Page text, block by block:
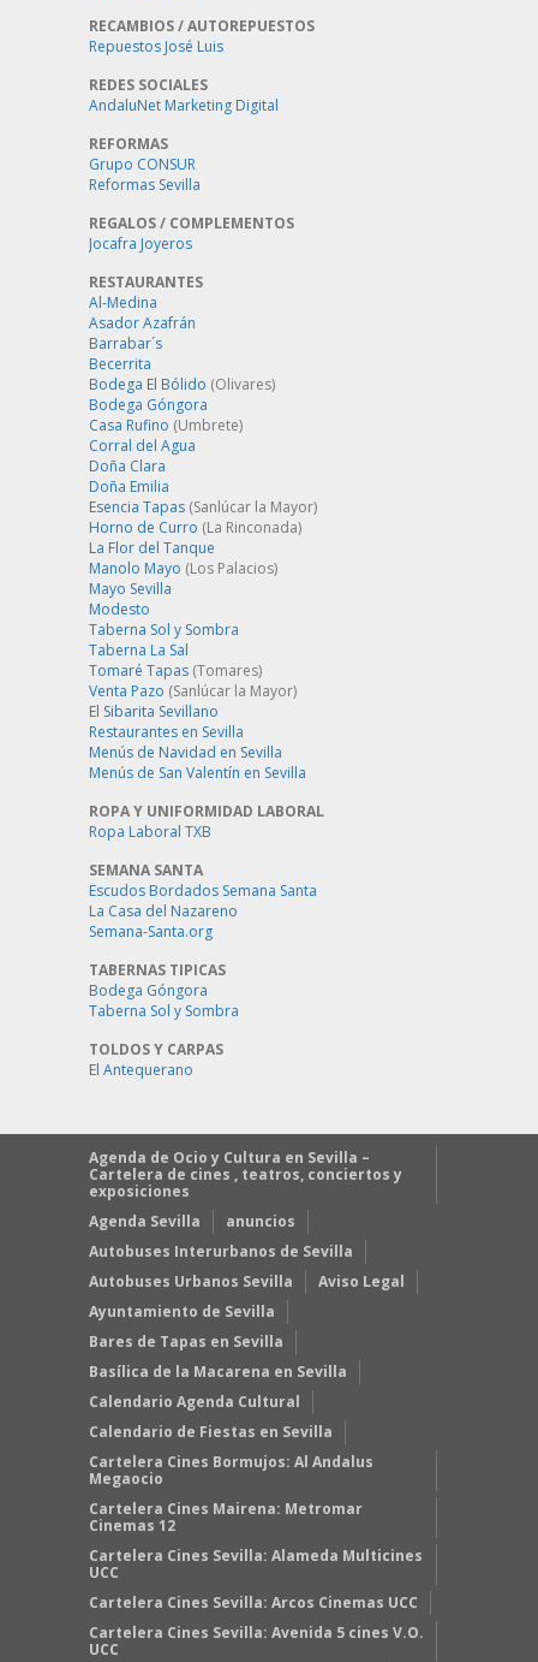
RECAMBIOS / AUTOREPUESTOS
Repuestos José Luis
REDES SOCIALES
AndaluNet Marketing Digital
REFORMAS
Grupo CONSUR
Reformas Sevilla
REGALOS / COMPLEMENTOS
Jocafra Joyeros
RESTAURANTES
Al-Medina
Asador Azafrán
Barrabar´s
Becerrita
Bodega El Bólido (Olivares)
Bodega Góngora
Casa Rufino (Umbrete)
Corral del Agua
Doña Clara
Doña Emilia
Esencia Tapas (Sanlúcar la Mayor)
Horno de Curro (La Rinconada)
La Flor del Tanque
Manolo Mayo (Los Palacios)
Mayo Sevilla
Modesto
Taberna Sol y Sombra
Taberna La Sal
Tomaré Tapas (Tomares)
Venta Pazo (Sanlúcar la Mayor)
El Sibarita Sevillano
Restaurantes en Sevilla
Menús de Navidad en Sevilla
Menús de San Valentín en Sevilla
ROPA Y UNIFORMIDAD LABORAL
Ropa Laboral TXB
SEMANA SANTA
Escudos Bordados Semana Santa
La Casa del Nazareno
Semana-Santa.org
TABERNAS TIPICAS
Bodega Góngora
Taberna Sol y Sombra
TOLDOS Y CARPAS
El Antequerano
Agenda de Ocio y Cultura en Sevilla –
Cartelera de cines , teatros, conciertos y
exposiciones
Agenda Sevilla
anuncios
Autobuses Interurbanos de Sevilla
Autobuses Urbanos Sevilla
Aviso Legal
Ayuntamiento de Sevilla
Bares de Tapas en Sevilla
Basílica de la Macarena en Sevilla
Calendario Agenda Cultural
Calendario de Fiestas en Sevilla
Cartelera Cines Bormujos: Al Andalus
Megaocio
Cartelera Cines Mairena: Metromar
Cinemas 12
Cartelera Cines Sevilla: Alameda Multicines
UCC
Cartelera Cines Sevilla: Arcos Cinemas UCC
Cartelera Cines Sevilla: Avenida 5 cines V.O.
UCC